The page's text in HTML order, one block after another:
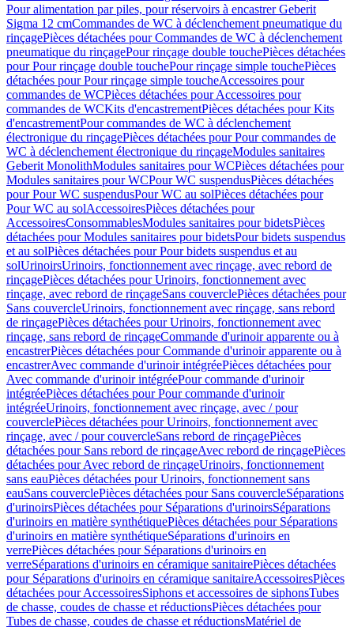
Pour alimentation par piles, pour réservoirs à encastrer Geberit
Sigma 12 cmCommandes de WC à déclenchement pneumatique du
rinçagePièces détachées pour Commandes de WC à déclenchement
pneumatique du rinçagePour rinçage double touchePièces détachées
pour Pour rinçage double touchePour rinçage simple touchePièces
détachées pour Pour rinçage simple toucheAccessoires pour
commandes de WCPièces détachées pour Accessoires pour
commandes de WCKits d'encastrementPièces détachées pour Kits
d'encastrementPour commandes de WC à déclenchement
électronique du rinçagePièces détachées pour Pour commandes de
WC à déclenchement électronique du rinçageModules sanitaires
Geberit MonolithModules sanitaires pour WCPièces détachées pour
Modules sanitaires pour WCPour WC suspendusPièces détachées
pour Pour WC suspendusPour WC au solPièces détachées pour
Pour WC au solAccessoiresPièces détachées pour
AccessoiresConsommablesModules sanitaires pour bidetsPièces
détachées pour Modules sanitaires pour bidetsPour bidets suspendus
et au solPièces détachées pour Pour bidets suspendus et au
solUrinoirsUrinoirs, fonctionnement avec rinçage, avec rebord de
rinçagePièces détachées pour Urinoirs, fonctionnement avec
rinçage, avec rebord de rinçageSans couverclePièces détachées pour
Sans couvercleUrinoirs, fonctionnement avec rinçage, sans rebord
de rinçagePièces détachées pour Urinoirs, fonctionnement avec
rinçage, sans rebord de rinçageCommande d'urinoir apparente ou à
encastrerPièces détachées pour Commande d'urinoir apparente ou à
encastrerAvec commande d'urinoir intégréePièces détachées pour
Avec commande d'urinoir intégréePour commande d'urinoir
intégréePièces détachées pour Pour commande d'urinoir
intégréeUrinoirs, fonctionnement avec rinçage, avec / pour
couverclePièces détachées pour Urinoirs, fonctionnement avec
rinçage, avec / pour couvercleSans rebord de rinçagePièces
détachées pour Sans rebord de rinçageAvec rebord de rinçagePièces
détachées pour Avec rebord de rinçageUrinoirs, fonctionnement
sans eauPièces détachées pour Urinoirs, fonctionnement sans
eauSans couverclePièces détachées pour Sans couvercleSéparations
d'urinoirsPièces détachées pour Séparations d'urinoirsSéparations
d'urinoirs en matière synthétiquePièces détachées pour Séparations
d'urinoirs en matière synthétiqueSéparations d'urinoirs en
verrePièces détachées pour Séparations d'urinoirs en
verreSéparations d'urinoirs en céramique sanitairePièces détachées
pour Séparations d'urinoirs en céramique sanitaireAccessoiresPièces
détachées pour AccessoiresSiphons et accessoires de siphonsTubes
de chasse, coudes de chasse et réductionsPièces détachées pour
Tubes de chasse, coudes de chasse et réductionsMatériel de